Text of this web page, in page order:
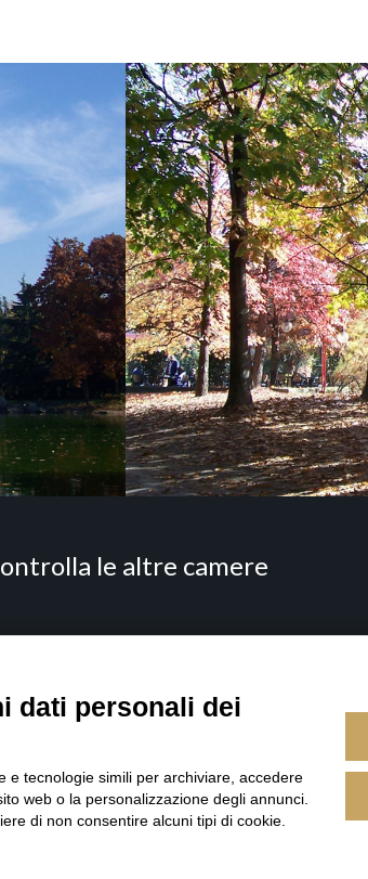
le altre camere
TripAdvisor
- 20080 Basiglio (MI) | C.F. DPDDVD90L10F205R | P.Iva
dati personali dei
e tecnologie simili per archiviare, accedere
web o la personalizzazione degli annunci.
di non consentire alcuni tipi di cookie.